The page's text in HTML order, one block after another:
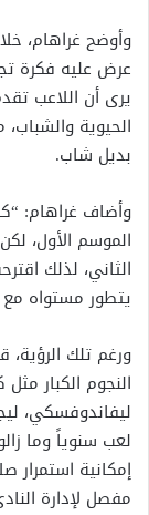
وأوضح غراهام،
عرض عليه فكرة
يرى أن اللاعب
الحيوية
بديل شاب.
وأضاف غراهام:
الموسم الأول،
الثاني، لذلك
يتطور مستواه
ورغم تلك
النجوم الكبار
لعب سنوياً وما
إمكانية استمرار
مفصل لإدارة